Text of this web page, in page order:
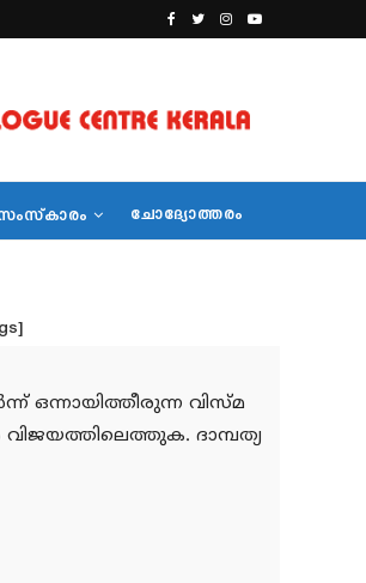
ചോദ്യോത്തരം
ഒന്നായിത്തീരുന്ന വിസ്മ
ദാമ്പത്യ